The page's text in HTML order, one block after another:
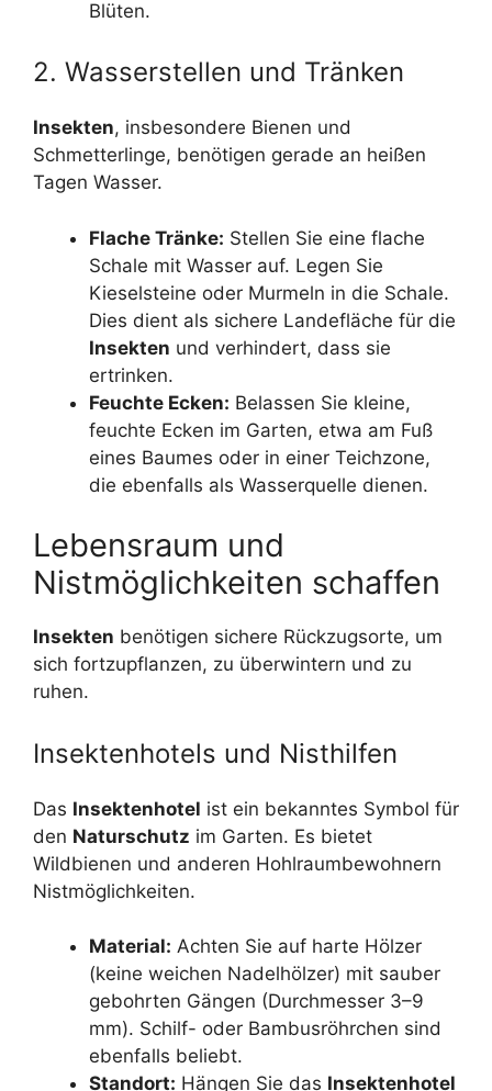
Blüten.
2. Wasserstellen und Tränken
Insekten, insbesondere Bienen und
Schmetterlinge, benötigen gerade an heißen
Tagen Wasser.
Flache Tränke: Stellen Sie eine flache
Schale mit Wasser auf. Legen Sie
Kieselsteine oder Murmeln in die Schale.
Dies dient als sichere Landefläche für die
Insekten und verhindert, dass sie
ertrinken.
Feuchte Ecken: Belassen Sie kleine,
feuchte Ecken im Garten, etwa am Fuß
eines Baumes oder in einer Teichzone,
die ebenfalls als Wasserquelle dienen.
Lebensraum und
Nistmöglichkeiten schaffen
Insekten benötigen sichere Rückzugsorte, um
sich fortzupflanzen, zu überwintern und zu
ruhen.
Insektenhotels und Nisthilfen
Das Insektenhotel ist ein bekanntes Symbol für
den Naturschutz im Garten. Es bietet
Wildbienen und anderen Hohlraumbewohnern
Nistmöglichkeiten.
Material: Achten Sie auf harte Hölzer
(keine weichen Nadelhölzer) mit sauber
gebohrten Gängen (Durchmesser 3–9
mm). Schilf- oder Bambusröhrchen sind
ebenfalls beliebt.
Standort: Hängen Sie das Insektenhotel